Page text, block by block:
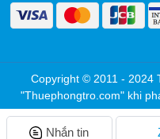
Nhắn tin
Copyright © 2011 - 2024
"Thuephongtro.com" khi